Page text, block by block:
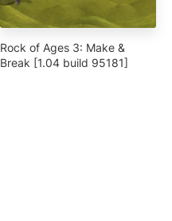
Rock of Ages 3: Make &
Break [1.04 build 95181]